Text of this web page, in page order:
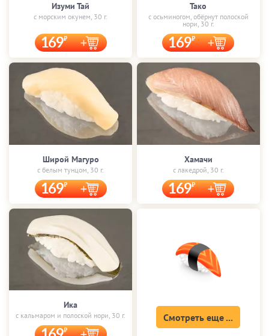
Изуми Тай
с морским окунем, 30 г.
169
Тако
с осьминогом, обёрнут полоской
нори, 30 г.
169
Широй Магуро
с белым тунцом, 30 г.
169
Хамачи
с лакедрой, 30 г.
169
Ика
с кальмаром и полоской нори, 30 г. Смотреть еще ...